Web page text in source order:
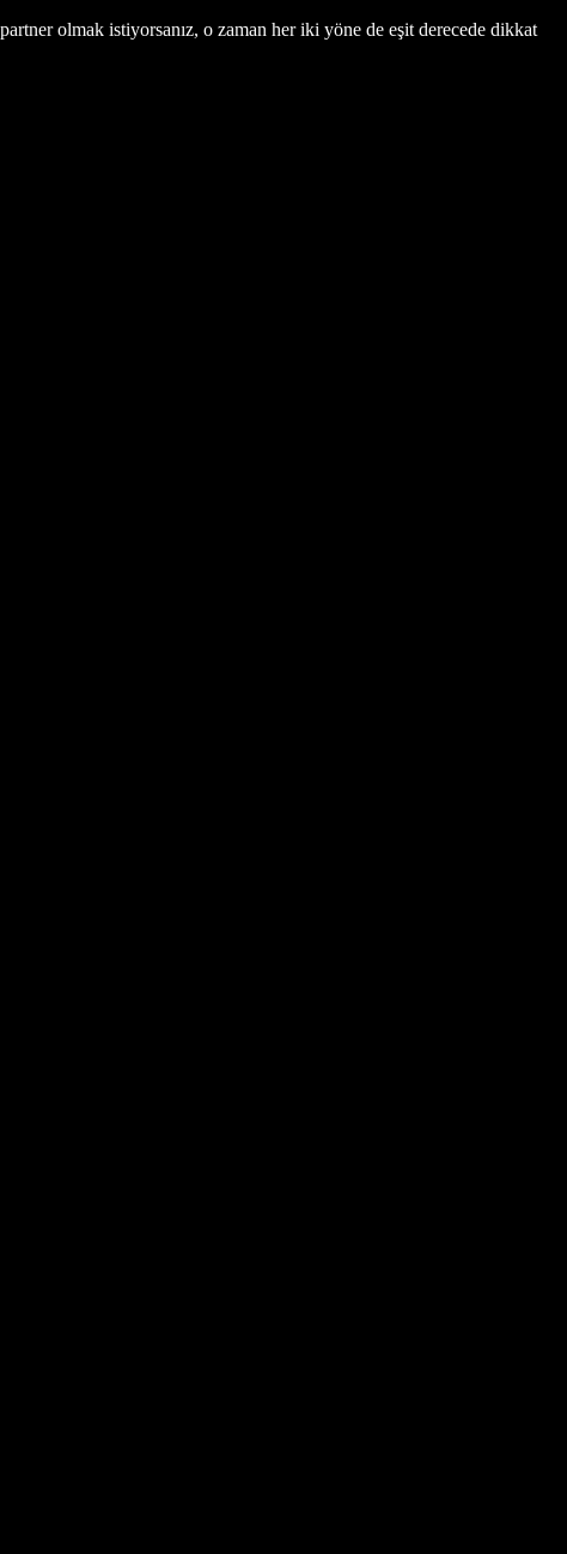
olmak istiyorsanız, o zaman her iki yöne de eşit derecede dikkat